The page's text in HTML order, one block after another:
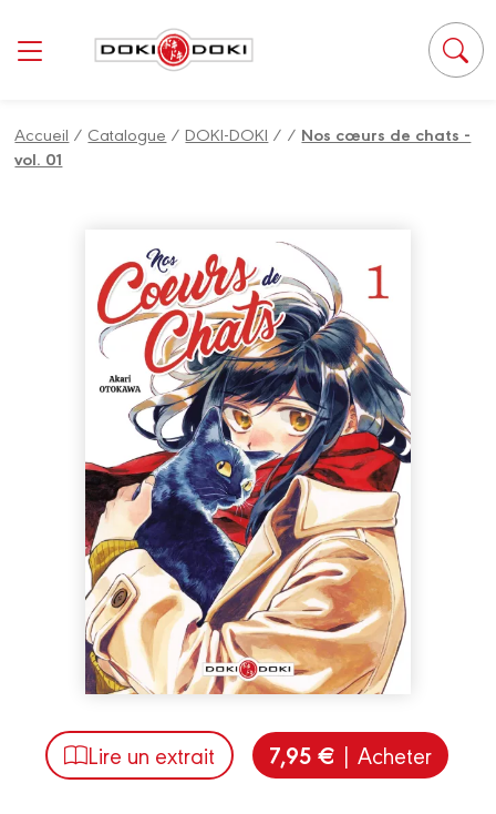
Accueil / Catalogue /DOKI-DOKI / / Nos cœurs de chats -
vol. 01
Lire un extrait 7,95 € | Acheter